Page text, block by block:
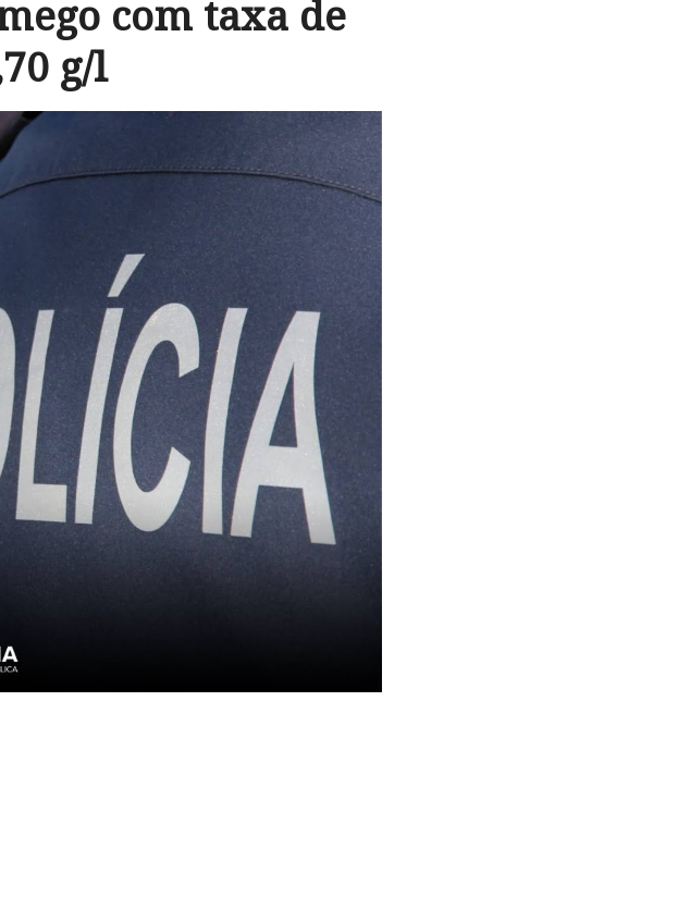
com taxa de
g/l